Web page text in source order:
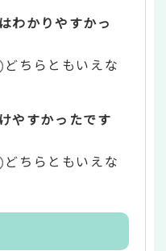
わかりやすかっ
どちらともいえな
やすかったです
どちらともいえな